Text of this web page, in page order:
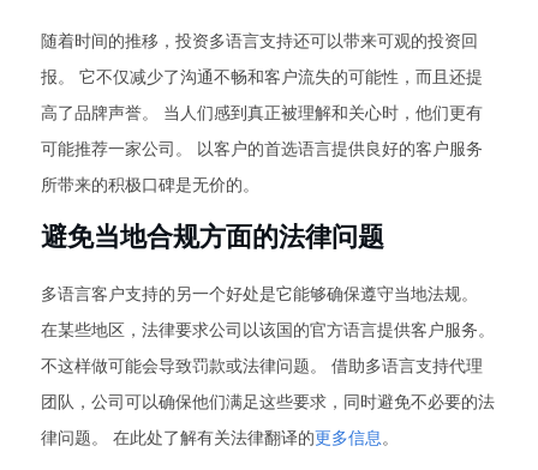
随着时间的推移，投资多语言支持还可以带来可观的投资回
报。 它不仅减少了沟通不畅和客户流失的可能性，而且还提
高了品牌声誉。 当人们感到真正被理解和关心时，他们更有
可能推荐一家公司。 以客户的首选语言提供良好的客户服务
所带来的积极口碑是无价的。
避免当地合规方面的法律问题
多语言客户支持的另一个好处是它能够确保遵守当地法规。
在某些地区，法律要求公司以该国的官方语言提供客户服务。
不这样做可能会导致罚款或法律问题。 借助多语言支持代理
团队，公司可以确保他们满足这些要求，同时避免不必要的法
律问题。 在此处了解有关法律翻译的更多信息。